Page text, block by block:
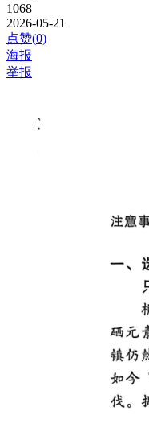
1068
2026-05-21
点赞(0)
海报
举报